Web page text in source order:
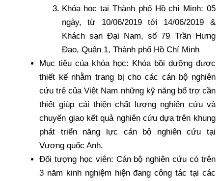
Khóa học tại Thành phố Hồ chí Minh: 05
ngày, từ 10/06/2019 tới 14/06/2019 &
Khách sạn Đại Nam, số 79 Trần Hưng
Đạo, Quận 1, Thành phố Hồ Chí Minh
Mục tiêu của khóa học: Khóa bồi dưỡng được
thiết kế nhằm trang bị cho các cán bộ nghiên
cứu trẻ của Việt Nam những kỹ năng bổ trợ cần
thiết giúp cải thiện chất lượng nghiên cứu và
chuyển giao kết quả nghiên cứu dựa trên khung
phát triển năng lực cán bộ nghiên cứu tại
Vương quốc Anh.
Đối tượng học viên: Cán bộ nghiên cứu có trên
3 năm kinh nghiệm hiện đang công tác tại các